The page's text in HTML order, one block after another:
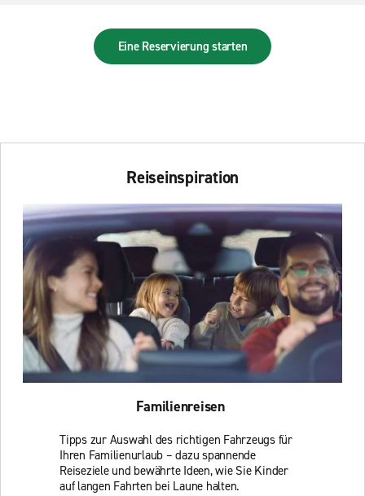
Eine Reservierung starten
Reiseinspiration
Familienreisen
Tipps zur Auswahl des richtigen Fahrzeugs für
Ihren Familienurlaub – dazu spannende
Reiseziele und bewährte Ideen, wie Sie Kinder
auf langen Fahrten bei Laune halten.